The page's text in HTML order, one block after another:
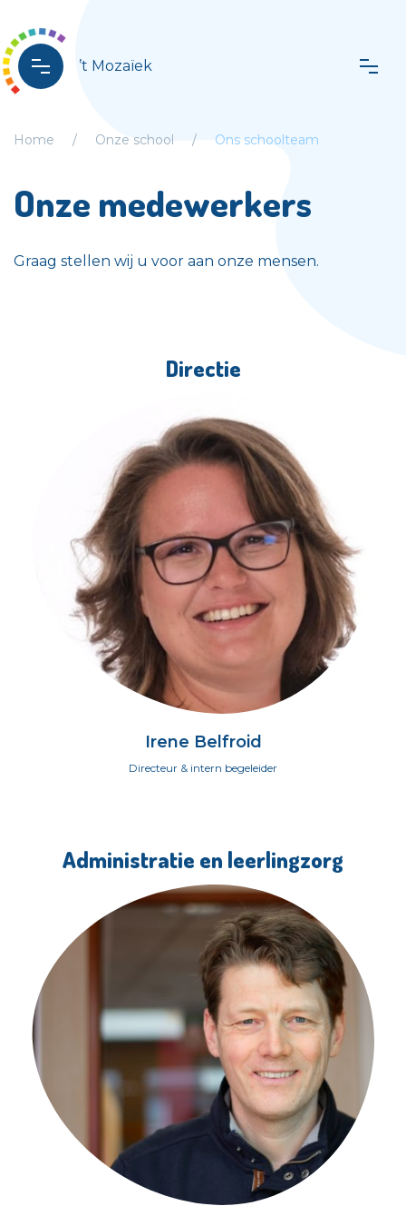
’t Mozaïek
Home Onze school Ons schoolteam
Onze medewerkers
Graag stellen wij u voor aan onze mensen.
Directie
Irene Belfroid
Directeur & intern begeleider
Administratie en leerlingzorg